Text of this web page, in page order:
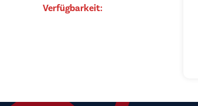
Verfügbarkeit: